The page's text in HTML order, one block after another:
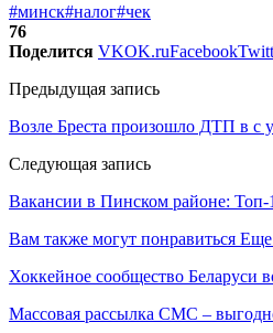
#минск#налог#чек
76
Поделится VKOK.ruFacebook
Предыдущая запись
Возле Бреста произошло ДТП в с
Следующая запись
Вакансии в Пинском районе:
Вам также могут понравиться Еще
Хоккейное сообщество
Массовая рассылка СМС –